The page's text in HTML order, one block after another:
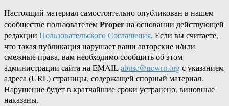
Настоящий материал самостоятельно опубликован в нашем
сообществе пользователемProperна основании действующей
редакции Пользовательского Соглашения. Если вы считаете,
что такая публикация нарушает ваши авторские и/или
смежные права, вам необходимо сообщить об этом
администрации сайта на EMAILabuse@newru.orgс указанием
адреса (URL) страницы, содержащей спорный материал.
Нарушение будет в кратчайшие сроки устранено, виновные
наказаны.